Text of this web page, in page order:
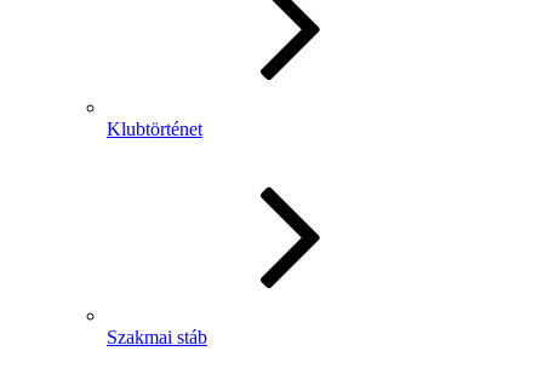
Klubtörténet
Szakmai stáb